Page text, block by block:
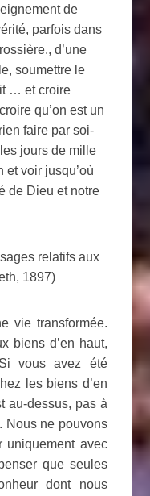
de
parfois dans
d’une
soumettre le
… et croire
qu’on est un
faire par soi-
jours de mille
et voir jusqu’où
de Dieu et notre
relatifs aux
1897)
vie transformée.
biens d’en haut,
vous avez été
les biens d’en
au-dessus, pas à
Nous ne pouvons
uniquement avec
que seules
dont nous